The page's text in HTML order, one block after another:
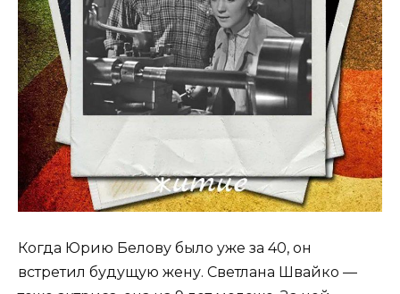
Когда Юрию Белову было уже за 40, он
встретил будущую жену. Светлана Швайко —